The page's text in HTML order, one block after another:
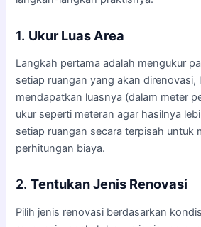
1. Ukur Luas Area
Langkah pertama adalah mengukur
setiap ruangan yang akan direnovasi,
mendapatkan luasnya (dalam meter
ukur seperti meteran agar hasilnya
setiap ruangan secara terpisah untuk
perhitungan biaya.
2.Tentukan Jenis Renovasi
Pilih jenis renovasi berdasarkan